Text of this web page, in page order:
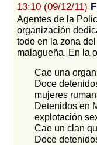
13:10 (09/12/11)
Agentes de la
organización
todo en la zona
malagueña. En la
Cae una
Doce
mujeres
Detenidos en
explotación
Cae un clan
Doce